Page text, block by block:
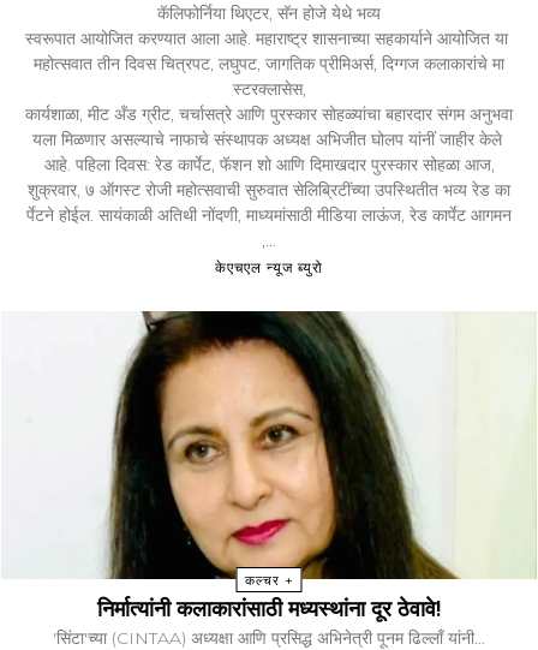
कॅलिफोर्निया थिएटर, सॅन होजे येथे भव्य
स्वरूपात आयोजित करण्यात आला आहे. महाराष्ट्र शासनाच्या सहकार्याने आयोजित या
महोत्सवात तीन दिवस चित्रपट, लघुपट, जागतिक प्रीमिअर्स, दिग्गज कलाकारांचे मा
स्टरक्लासेस,
कार्यशाळा, मीट अँड ग्रीट, चर्चासत्रे आणि पुरस्कार सोहळ्यांचा बहारदार संगम अनुभवा
यला मिळणार असल्याचे नाफाचे संस्थापक अध्यक्ष अभिजीत घोलप यांनीं जाहीर केले
आहे. पहिला दिवस: रेड कार्पेट, फॅशन शो आणि दिमाखदार पुरस्कार सोहळा आज,
शुक्रवार, ७ ऑगस्ट रोजी महोत्सवाची सुरुवात सेलिब्रिटींच्या उपस्थितीत भव्य रेड का
र्पेटने होईल. सायंकाळी अतिथी नोंदणी, माध्यमांसाठी मीडिया लाऊंज, रेड कार्पेट आगमन
,...
केएचएल न्यूज ब्युरो
कल्चर +
निर्मात्यांनी कलाकारांसाठी मध्यस्थांना दूर ठेवावे!
'सिंटा'च्या (CINTAA) अध्यक्षा आणि प्रसिद्ध अभिनेत्री पूनम ढिल्लाँ यांनी...